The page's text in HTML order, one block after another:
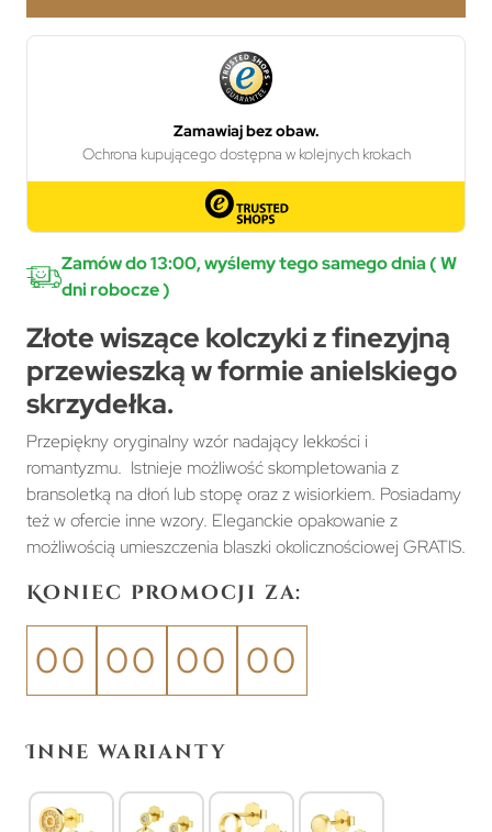
Zamów do 13:00, wyślemy tego samego dnia ( W
dni robocze )
Złote wiszące kolczyki z finezyjną
przewieszką w formie anielskiego
skrzydełka.
Przepiękny oryginalny wzór nadający lekkości i
romantyzmu. Istnieje możliwość skompletowania z
bransoletką na dłoń lub stopę oraz z wisiorkiem. Posiadamy
też w ofercie inne wzory. Eleganckie opakowanie z
możliwością umieszczenia blaszki okolicznościowej GRATIS.
Koniec promocji za:
00 00 00 00
Inne warianty